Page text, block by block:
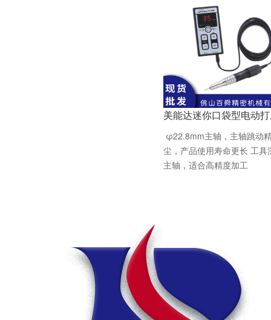
美能达迷你口袋型电动
φ22.8mm主轴，主轴跳动
尘，产品使用寿命更长 工
主轴，适合高精度加工